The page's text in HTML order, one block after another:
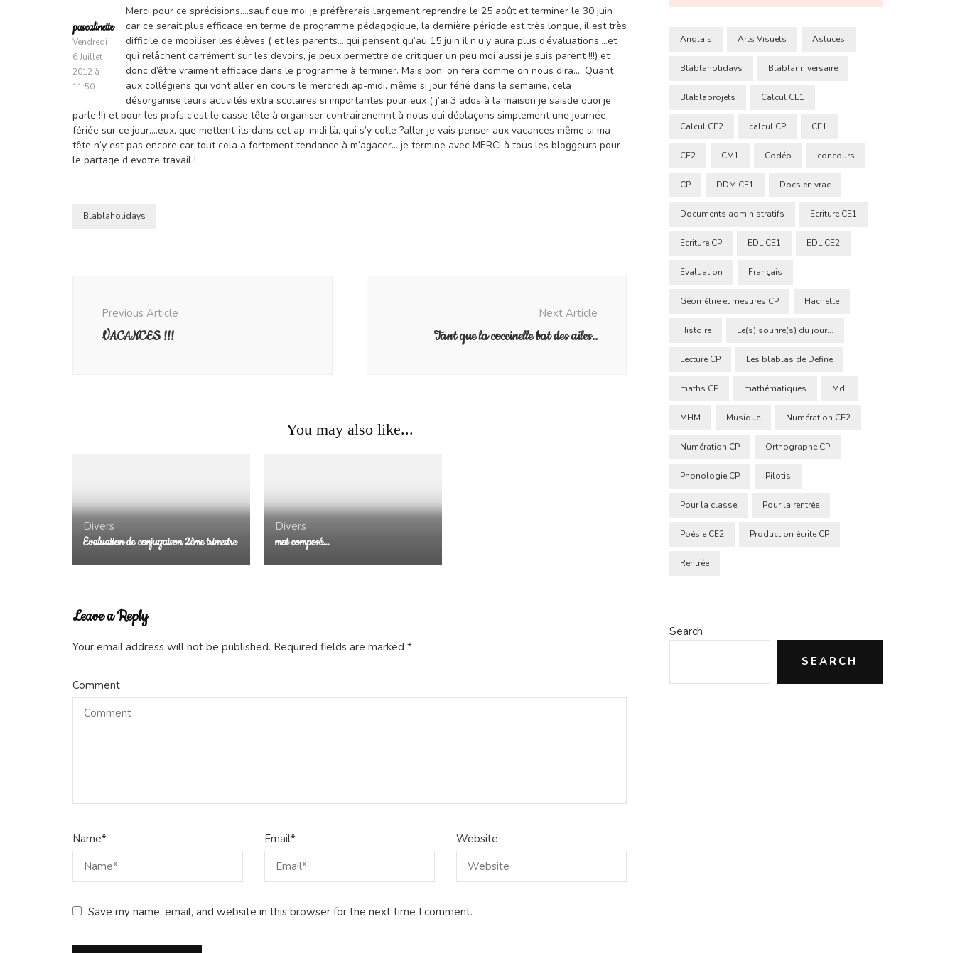
pascalinette
Vendredi
6 Juillet
2012 à
11:50
Merci pour ce sprécisions….sauf que moi je préfèrerais largement reprendre le 25 août et terminer le 30 juin
car ce serait plus efficace en terme de programme pédagogique, la dernière période est très longue, il est très
difficile de mobiliser les élèves ( et les parents….qui pensent qu’au 15 juin il n’u’y aura plus d’évaluations….et
qui relâchent carrément sur les devoirs, je peux permettre de critiquer un peu moi aussi je suis parent !!!) et
donc d’être vraiment efficace dans le programme à terminer. Mais bon, on fera comme on nous dira…. Quant
aux collégiens qui vont aller en cours le mercredi ap-midi, même si jour férié dans la semaine, cela
désorganise leurs activités extra scolaires si importantes pour eux ( j’ai 3 ados à la maison je saisde quoi je
parle !!) et pour les profs c’est le casse tête à organiser contrairenemnt à nous qui déplaçons simplement une journée
fériée sur ce jour….eux, que mettent-ils dans cet ap-midi là, qui s’y colle ?aller je vais penser aux vacances même si ma
tête n’y est pas encore car tout cela a fortement tendance à m’agacer… je termine avec MERCI à tous les bloggeurs pour
le partage d evotre travail !
Blablaholidays
Previous Article
VACANCES !!!
Next Article
Tant que la coccinelle bat des ailes..
You may also like...
Divers
Evaluation de conjugaison 2ème trimestre
Divers
mot composé…
Leave a Reply
Your email address will not be published. Required fields are marked *
Comment
Name* Email* Website
Save my name, email, and website in this browser for the next time I comment.
Anglais Arts Visuels Astuces
Blablaholidays Blablanniversaire
Blablaprojets Calcul CE1
Calcul CE2 calcul CP CE1
CE2 CM1 Codéo concours
CP DDM CE1 Docs en vrac
Documents administratifs Ecriture CE1
Ecriture CP EDL CE1 EDL CE2
Evaluation Français
Géométrie et mesures CP Hachette
Histoire Le(s) sourire(s) du jour...
Lecture CP Les blablas de Define
maths CP mathématiques Mdi
MHM Musique Numération CE2
Numération CP Orthographe CP
Phonologie CP Pilotis
Pour la classe Pour la rentrée
Poésie CE2 Production écrite CP
Rentrée
Search
SEARCH